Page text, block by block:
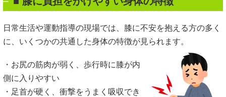
日常生活や運動指導の現場では、膝に不安を抱える方の多く
に、いくつかの共通した身体の特徴が見られます。
・お尻の筋肉が弱く、歩行時に膝が内
側に入りやすい
・足首が硬く、衝撃をうまく吸収でき